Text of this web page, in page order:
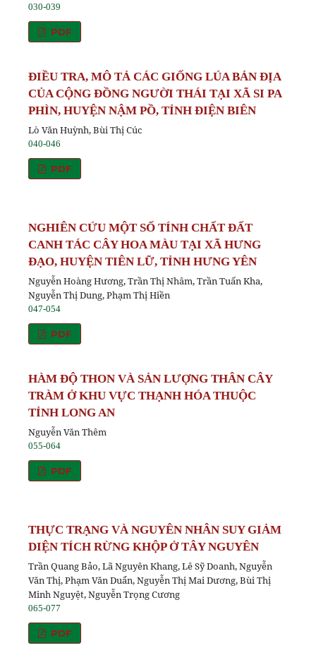
030-039
PDF
ĐIỀU TRA, MÔ TẢ CÁC GIỐNG LÚA BẢN ĐỊA
CỦA CỘNG ĐỒNG NGƯỜI THÁI TẠI XÃ SI PA
PHÌN, HUYỆN NẬM PỒ, TỈNH ĐIỆN BIÊN
Lò Văn Huỳnh, Bùi Thị Cúc
040-046
PDF
NGHIÊN CỨU MỘT SỐ TÍNH CHẤT ĐẤT
CANH TÁC CÂY HOA MÀU TẠI XÃ HƯNG
ĐẠO, HUYỆN TIÊN LỮ, TỈNH HƯNG YÊN
Nguyễn Hoàng Hương, Trần Thị Nhâm, Trần Tuấn Kha,
Nguyễn Thị Dung, Phạm Thị Hiền
047-054
PDF
HÀM ĐỘ THON VÀ SẢN LƯỢNG THÂN CÂY
TRÀM Ở KHU VỰC THẠNH HÓA THUỘC
TỈNH LONG AN
Nguyễn Văn Thêm
055-064
PDF
THỰC TRẠNG VÀ NGUYÊN NHÂN SUY GIẢM
DIỆN TÍCH RỪNG KHỘP Ở TÂY NGUYÊN
Trần Quang Bảo, Lã Nguyên Khang, Lê Sỹ Doanh, Nguyễn
Văn Thị, Phạm Văn Duẩn, Nguyễn Thị Mai Dương, Bùi Thị
Minh Nguyệt, Nguyễn Trọng Cương
065-077
PDF